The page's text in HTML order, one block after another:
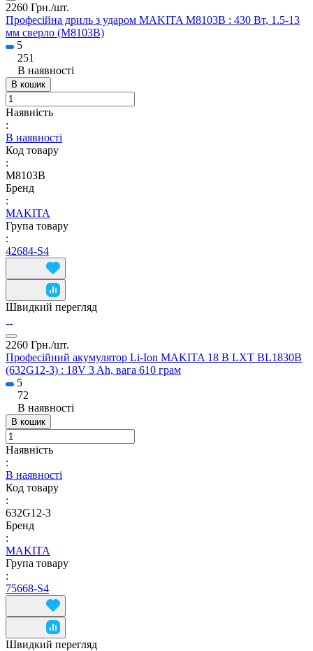
2260 Грн./шт.
Професійна дриль з ударом MAKITA M8103B : 430 Вт, 1.5-13
мм сверло (M8103B)
5
251
В наявності
В кошик
Наявність
:
В наявності
Код товару
:
M8103B
Бренд
:
MAKITA
Група товару
:
42684-S4
Швидкий перегляд
2260 Грн./шт.
Професійний акумулятор Li-Ion MAKITA 18 В LXT BL1830B
(632G12-3) : 18V 3 Ah, вага 610 грам
5
72
В наявності
В кошик
Наявність
:
В наявності
Код товару
:
632G12-3
Бренд
:
MAKITA
Група товару
:
75668-S4
Швидкий перегляд